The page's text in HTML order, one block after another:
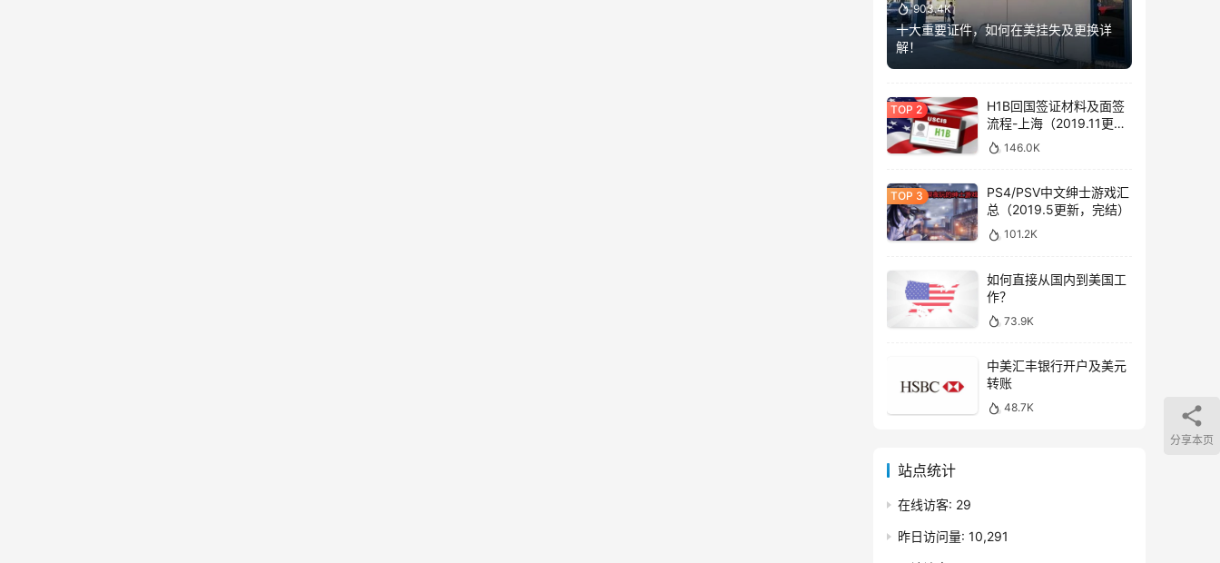
903.4K
十大重要证件，如何在美挂失及更换详
解！
H1B回国签证材料及面签
流程-上海（2019.11更
新）146.0K
PS4/PSV中文绅士游戏汇
总（2019.5更新，完结）
101.2K
如何直接从国内到美国工
作？
73.9K
中美汇丰银行开户及美元
转账
48.7K
站点统计
在线访客: 29
昨日访问量: 10,291
分享本页